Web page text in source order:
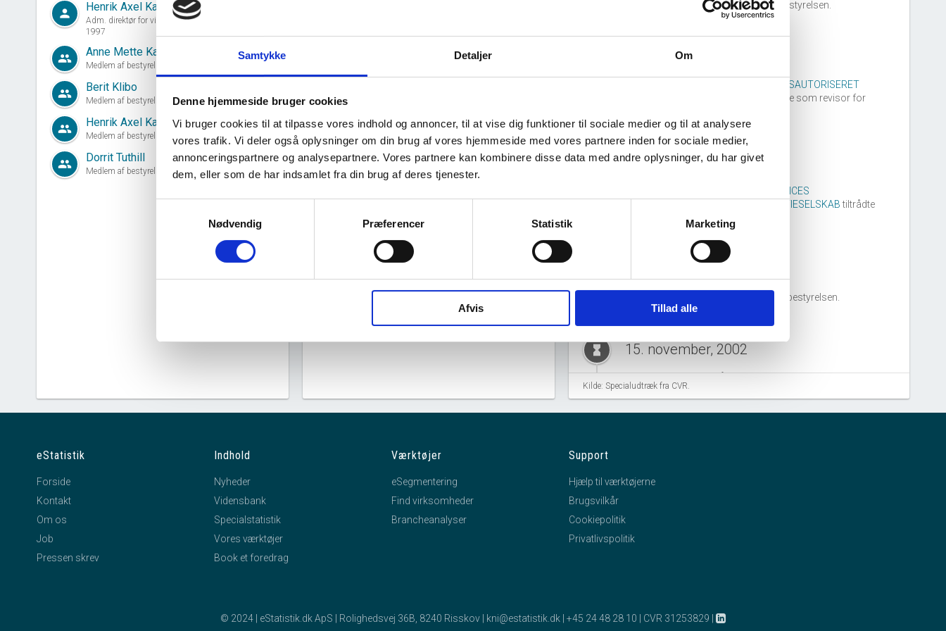
Samtykke Detaljer Om
Denne hjemmeside bruger cookies
Vi bruger cookies til at tilpasse vores indhold og annoncer, til at vise dig funktioner til sociale medier og til at analysere
vores trafik. Vi deler også oplysninger om din brug af vores hjemmeside med vores partnere inden for sociale medier,
annonceringspartnere og analysepartnere. Vores partnere kan kombinere disse data med andre oplysninger, du har givet
dem, eller som de har indsamlet fra din brug af deres tjenester.
Nødvendig
Præferencer Statistik Marketing
Afvis Tillad alle
person Henrik Axel Kaufmann
Adm. direktør for virksomheden siden 14. marts,
1997
group Anne Mette Kaufmann
Medlem af bestyrelsen siden 14. marts, 1997
group Berit Klibo
Medlem af bestyrelsen siden 31. marts, 2023
group Henrik Axel Kaufmann
Medlem af bestyrelsen siden 14. marts, 1997
group Dorrit Tuthill
Medlem af bestyrelsen siden 10. oktober, 2003
Virksomhedens datterselskaber
AXEL KAUFMANN ApS har ingen
datterselskaber.
tiltrådte som medlem af bestyrelsen.
01. juli, 2011
PRICEWATERHOUSECOOPERS STATSAUTORISERET
tiltrådte som revisor for
hourglass_full 30. december, 2005
PRICEWATERHOUSECOOPERS SERVICES
STATSAUTORISERET REVISIONSAKTIESELSKABtiltrådte
som revisor for virksomheden.
Dorrit Tuthill tiltrådte som medlem af bestyrelsen.
hourglass_full 15. november, 2002
Claus Frederiksentiltrådte som medlem af bestyrelsen.
HOLDINGSELSKABET HK ApS
Axel Kaufmann
tiltrådte som medlem af bestyrelsen.
Kilde: Specialudtræk fra CVR.
eStatistik
Forside
Kontakt
Om os
Job
Pressen skrev
Indhold
Nyheder
Vidensbank
Specialstatistik
Vores værktøjer
Book et foredrag
Værktøjer
eSegmentering
Find virksomheder
Brancheanalyser
Support
Hjælp til værktøjerne
Brugsvilkår
Cookiepolitik
Privatlivspolitik
© 2024 | eStatistik.dk ApS | Rolighedsvej 36B, 8240 Risskov | kni@estatistik.dk +45 24 48 28 10 CVR 31253829